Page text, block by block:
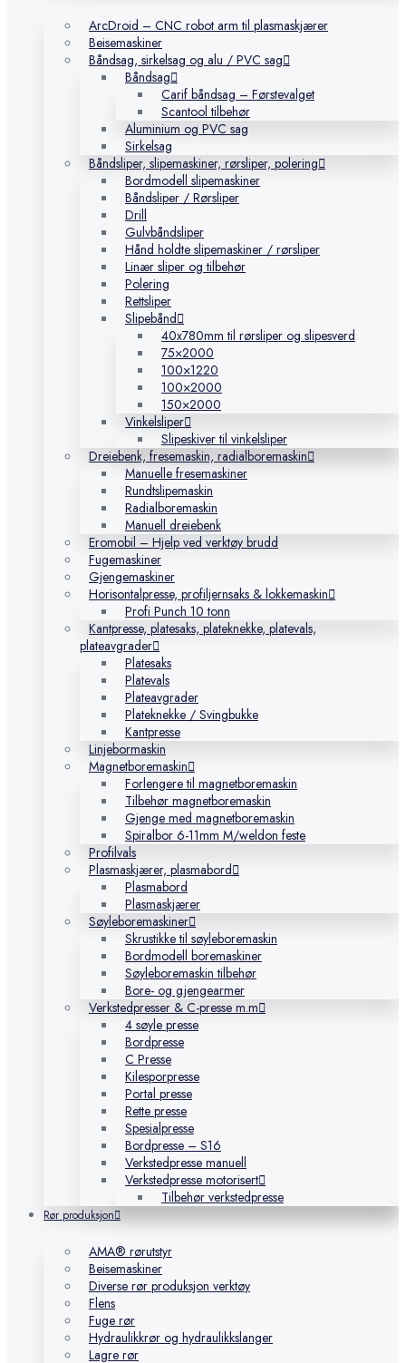
ArcDroid – CNC robot arm til plasmaskjærer
Beisemaskiner
Båndsag, sirkelsag og alu / PVC sag
Båndsag
Carif båndsag – Førstevalget
Scantool tilbehør
Aluminium og PVC sag
Sirkelsag
Båndsliper, slipemaskiner, rørsliper, polering
Bordmodell slipemaskiner
Båndsliper / Rørsliper
Drill
Gulvbåndsliper
Hånd holdte slipemaskiner / rørsliper
Linær sliper og tilbehør
Polering
Rettsliper
Slipebånd
40x780mm til rørsliper og slipesverd
75×2000
100×1220
100×2000
150×2000
Vinkelsliper
Slipeskiver til vinkelsliper
Dreiebenk, fresemaskin, radialboremaskin
Manuelle fresemaskiner
Rundtslipemaskin
Radialboremaskin
Manuell dreiebenk
Eromobil – Hjelp ved verktøy brudd
Fugemaskiner
Gjengemaskiner
Horisontalpresse, profiljernsaks & lokkemaskin
Profi Punch 10 tonn
Kantpresse, platesaks, plateknekke, platevals,
plateavgrader
Platesaks
Platevals
Plateavgrader
Plateknekke / Svingbukke
Kantpresse
Linjebormaskin
Magnetboremaskin
Forlengere til magnetboremaskin
Tilbehør magnetboremaskin
Gjenge med magnetboremaskin
Spiralbor 6-11mm M/weldon feste
Profilvals
Plasmaskjærer, plasmabord
Plasmabord
Plasmaskjærer
Søyleboremaskiner
Skrustikke til søyleboremaskin
Bordmodell boremaskiner
Søyleboremaskin tilbehør
Bore- og gjengearmer
Verkstedpresser & C-presse m.m
4 søyle presse
Bordpresse
C Presse
Kilesporpresse
Portal presse
Rette presse
Spesialpresse
Bordpresse – S16
Verkstedpresse manuell
Verkstedpresse motorisert
Tilbehør verkstedpresse
Rør produksjon
AMA® rørutstyr
Beisemaskiner
Diverse rør produksjon verktøy
Flens
Fuge rør
Hydraulikkrør og hydraulikkslanger
Lagre rør